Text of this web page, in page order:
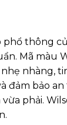
phổ thông
Mã màu
nhàng,
đảm bảo
phải.